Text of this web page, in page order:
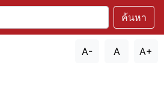
ค้นหา
A- A A+